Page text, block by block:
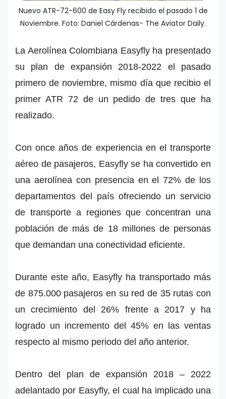
Nuevo ATR-72-600 de Easy Fly recibido el pasado 1 de
Noviembre. Foto: Daniel Cárdenas- The Aviator Daily.
La Aerolínea Colombiana Easyfly ha presentado
su plan de expansión 2018-2022 el pasado
primero de noviembre, mismo día que recibio el
primer ATR 72 de un pedido de tres que ha
realizado.
Con once años de experiencia en el transporte
aéreo de pasajeros, Easyfly se ha convertido en
una aerolínea con presencia en el 72% de los
departamentos del país ofreciendo un servicio
de transporte a regiones que concentran una
población de más de 18 millones de personas
que demandan una conectividad eficiente.
Durante este año, Easyfly ha transportado más
de 875.000 pasajeros en su red de 35 rutas con
un crecimiento del 26% frente a 2017 y ha
logrado un incremento del 45% en las ventas
respecto al mismo periodo del año anterior.
Dentro del plan de expansión 2018 – 2022
adelantado por Easyfly, el cual ha implicado una